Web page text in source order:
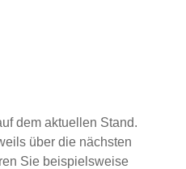
dem aktuellen Stand.
über die nächsten
Sie beispielsweise